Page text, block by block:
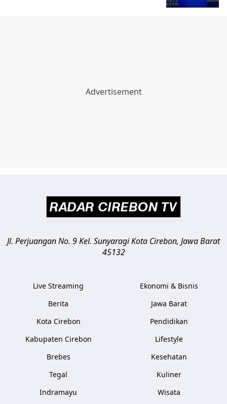
Jl. Perjuangan No. 9 Kel. SunyaragiKota Cirebon, Jawa Barat
45132
Live Streaming
Berita
Kota Cirebon
Kabupaten Cirebon
Brebes
Tegal
Indramayu
Ekonomi & Bisnis
Jawa Barat
Pendidikan
Lifestyle
Kesehatan
Kuliner
Wisata